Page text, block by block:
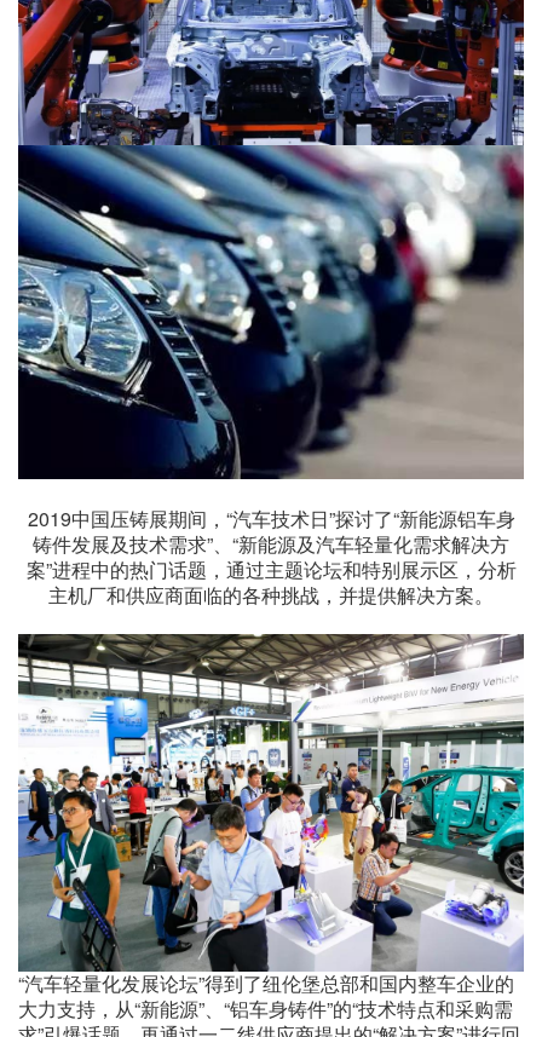
2019中国压铸展期间，“汽车技术日”探讨了“新能源铝车身
铸件发展及技术需求”、“新能源及汽车轻量化需求解决方
案”进程中的热门话题，通过主题论坛和特别展示区，分析
主机厂和供应商面临的各种挑战，并提供解决方案。
“汽车轻量化发展论坛”得到了纽伦堡总部和国内整车企业的
大力支持，从“新能源”、“铝车身铸件”的“技术特点和采购需